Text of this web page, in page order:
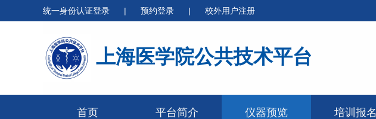
统一身份认证登录 | 预约登录 | 校外用户注册
上海医学院公共技术平台
首页 平台简介 仪器预览 培训报名